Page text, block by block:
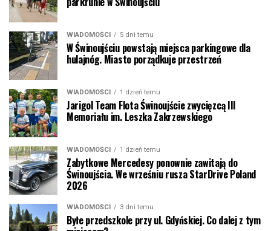
WIADOMOŚCI 5 dni temu
W Świnoujściu powstają miejsca parkingowe dla
hulajnóg. Miasto porządkuje przestrzeń
WIADOMOŚCI 1 dzień temu
Jarigol Team Flota Świnoujście zwycięzcą III
Memoriału im. Leszka Zakrzewskiego
WIADOMOŚCI 1 dzień temu
Zabytkowe Mercedesy ponownie zawitają do
Świnoujścia. We wrześniu rusza StarDrive Poland
2026
WIADOMOŚCI 3 dni temu
Byłe przedszkole przy ul. Gdyńskiej. Co dalej z tym